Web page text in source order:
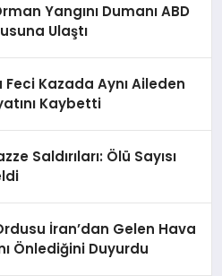
Yangını Dumanı ABD
Ulaştı
Feci Kazada Aynı Aileden
Kaybetti
Saldırıları: Ölü Sayısı
İran’dan Gelen Hava
Önlediğini Duyurdu